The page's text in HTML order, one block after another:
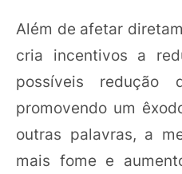
Além de afetar
cria incentivos a
possíveis redução
promovendo um
outras palavras, a
mais fome e